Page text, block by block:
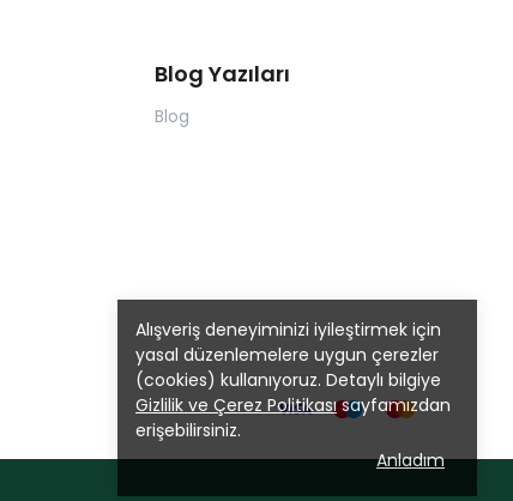
Alışveriş deneyiminizi iyileştirmek için
yasal düzenlemelere uygun çerezler
(cookies) kullanıyoruz. Detaylı bilgiye
Gizlilik ve Çerez Politikasısayfamızdan
erişebilirsiniz.
Anladım
Blog Yazıları
Blog